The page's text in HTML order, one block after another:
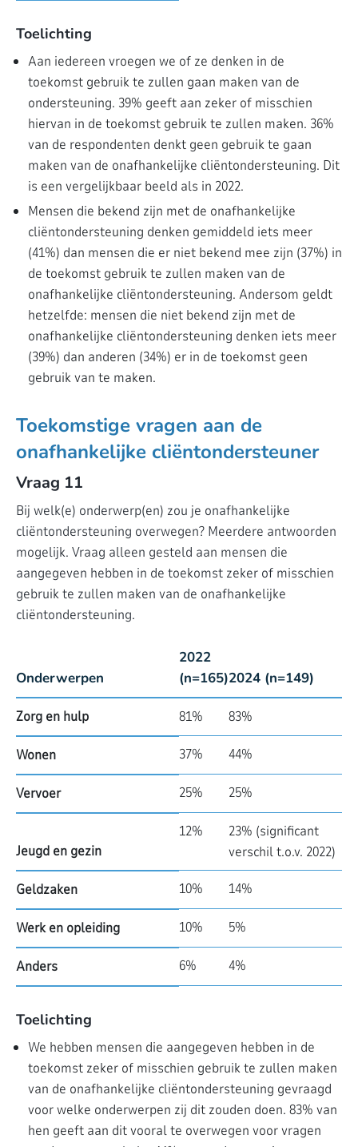
Toelichting
Aan iedereen vroegen we of ze denken in de
toekomst gebruik te zullen gaan maken van de
ondersteuning. 39% geeft aan zeker of misschien
hiervan in de toekomst gebruik te zullen maken. 36%
van de respondenten denkt geen gebruik te gaan
maken van de onafhankelijke cliëntondersteuning. Dit
is een vergelijkbaar beeld als in 2022.
Mensen die bekend zijn met de onafhankelijke
cliëntondersteuning denken gemiddeld iets meer
(41%) dan mensen die er niet bekend mee zijn (37%) in
de toekomst gebruik te zullen maken van de
onafhankelijke cliëntondersteuning. Andersom geldt
hetzelfde: mensen die niet bekend zijn met de
onafhankelijke cliëntondersteuning denken iets meer
(39%) dan anderen (34%) er in de toekomst geen
gebruik van te maken.
Toekomstige vragen aan de
onafhankelijke cliëntondersteuner
Vraag 11
Bij welk(e) onderwerp(en) zou je onafhankelijke
cliëntondersteuning overwegen? Meerdere antwoorden
mogelijk. Vraag alleen gesteld aan mensen die
aangegeven hebben in de toekomst zeker of misschien
gebruik te zullen maken van de onafhankelijke
cliëntondersteuning.
Onderwerpen
2022
(n=165)2024 (n=149)
Zorg en hulp 81% 83%
Wonen 37% 44%
Vervoer 25% 25%
Jeugd en gezin
12%
23% (significant
verschil t.o.v. 2022)
Geldzaken 10% 14%
Werk en opleiding 10% 5%
Anders 6% 4%
Toelichting
We hebben mensen die aangegeven hebben in de
toekomst zeker of misschien gebruik te zullen maken
van de onafhankelijke cliëntondersteuning gevraagd
voor welke onderwerpen zij dit zouden doen. 83% van
hen geeft aan dit vooral te overwegen voor vragen